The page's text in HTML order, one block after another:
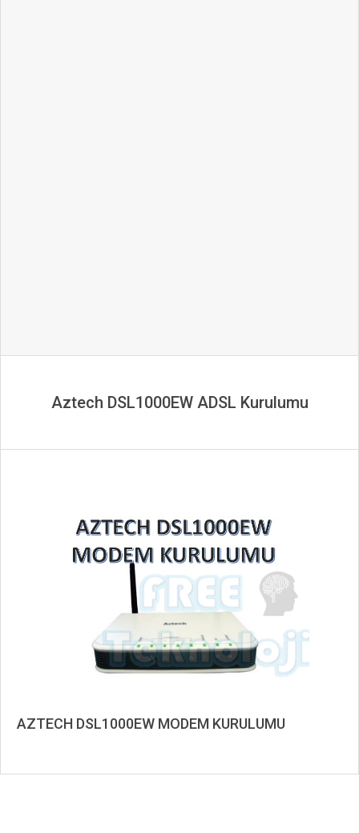
Aztech DSL1000EW ADSL Kurulumu
AZTECH DSL1000EW MODEM KURULUMU